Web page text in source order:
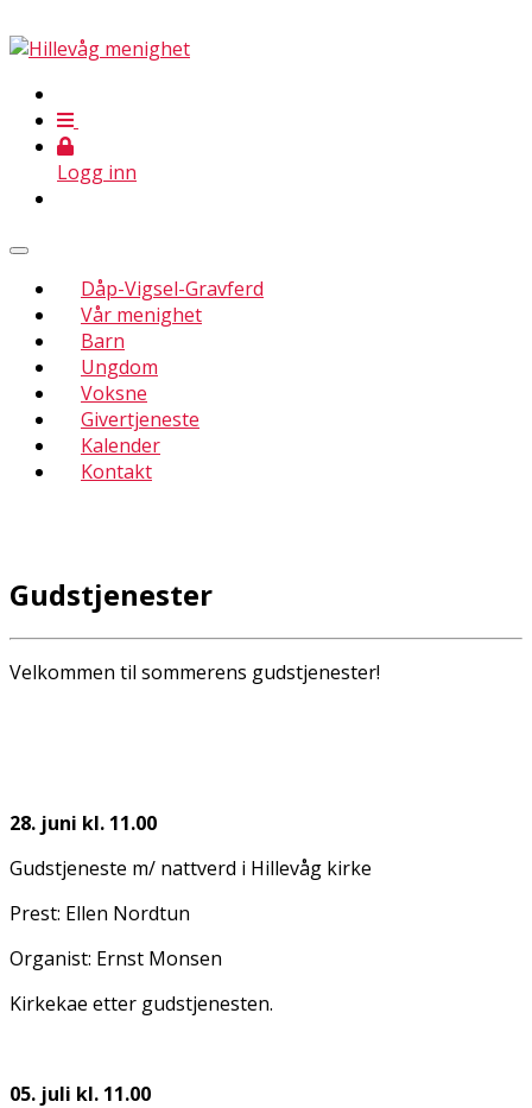
Logg inn
Dåp-Vigsel-Gravferd
Vår menighet
Barn
Ungdom
Voksne
Givertjeneste
Kalender
Kontakt
Gudstjenester
Velkommen til sommerens gudstjenester!
28. juni kl. 11.00
Gudstjeneste m/ nattverd i Hillevåg kirke
Prest: Ellen Nordtun
Organist: Ernst Monsen
Kirkekaffe etter gudstjenesten.
05. juli kl. 11.00